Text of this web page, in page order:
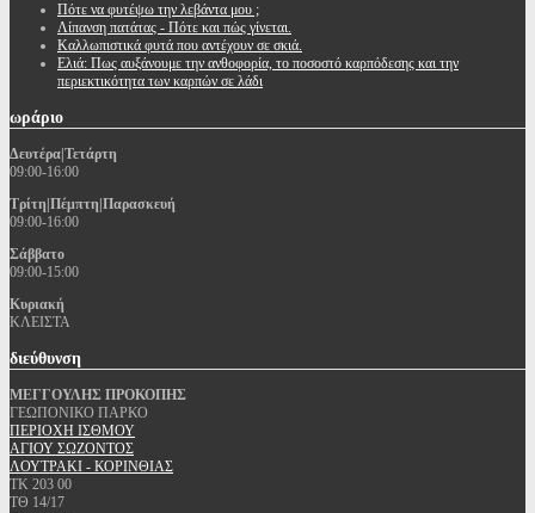
Πότε να φυτέψω την λεβάντα μου ;
Λίπανση πατάτας - Πότε και πώς γίνεται.
Καλλωπιστικά φυτά που αντέχουν σε σκιά.
Ελιά: Πως αυξάνουμε την ανθοφορία, το ποσοστό καρπόδεσης και την
περιεκτικότητα των καρπών σε λάδι
ωράριο
Δευτέρα|Τετάρτη
09:00-16:00
Τρίτη|Πέμπτη|Παρασκευή
09:00-16:00
Σάββατο
09:00-15:00
Κυριακή
ΚΛΕΙΣΤΑ
διεύθυνση
ΜΕΓΓΟΥΛΗΣ ΠΡΟΚΟΠΗΣ
ΓΕΩΠΟΝΙΚΟ ΠΑΡΚΟ
ΠΕΡΙΟΧΗ ΙΣΘΜΟΥ
ΑΓΙΟΥ ΣΩΖΟΝΤΟΣ
ΛΟΥΤΡΑΚΙ - ΚΟΡΙΝΘΙΑΣ
ΤΚ 203 00
ΤΘ 14/17